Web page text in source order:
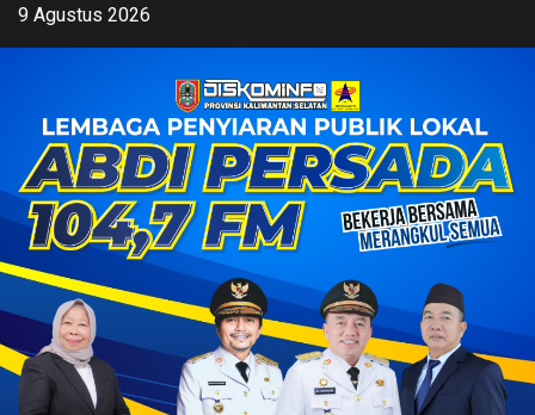
Skip9 Agustus 2026